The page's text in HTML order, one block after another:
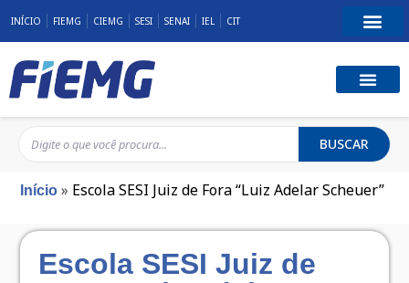
INÍCIO FIEMG CIEMG SESI SENAI IEL CIT
BUSCAR
Início » Escola SESI Juiz de Fora “Luiz Adelar Scheuer”
Escola SESI Juiz de